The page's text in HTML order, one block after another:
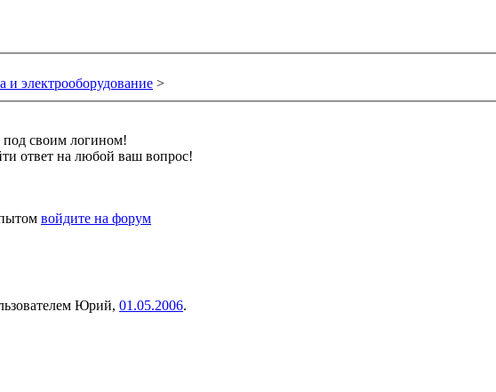
и электрооборудование >
под своим логином!
ответ на любой ваш вопрос!
войдите на форум
Юрий, 01.05.2006.